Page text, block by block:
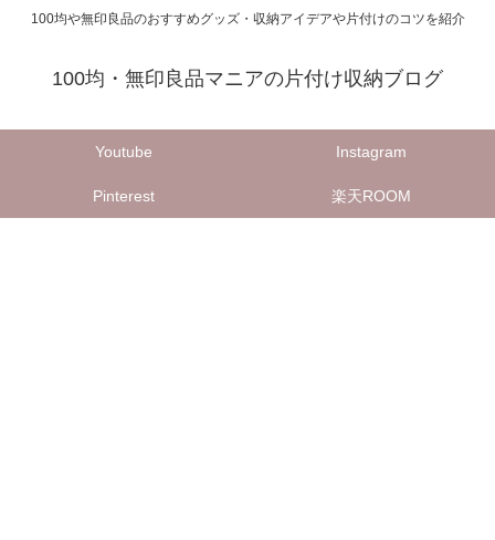
100均や無印良品のおすすめグッズ・収納アイデアや片付けのコツを紹介
100均・無印良品マニアの片付け収納ブログ
Youtube Instagram
Pinterest 楽天ROOM